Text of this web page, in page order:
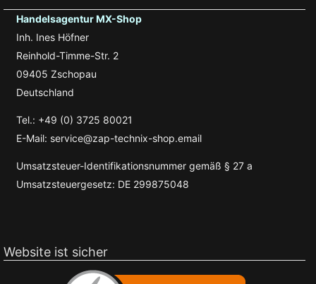
Handelsagentur MX-Shop
Inh. Ines Höfner
Reinhold-Timme-Str. 2
09405 Zschopau
Deutschland
Tel.: +49 (0) 3725 80021
E-Mail: service@zap-technix-shop.email
Umsatzsteuer-Identifikationsnummer gemäß § 27 a
Umsatzsteuergesetz: DE 299875048
Website ist sicher